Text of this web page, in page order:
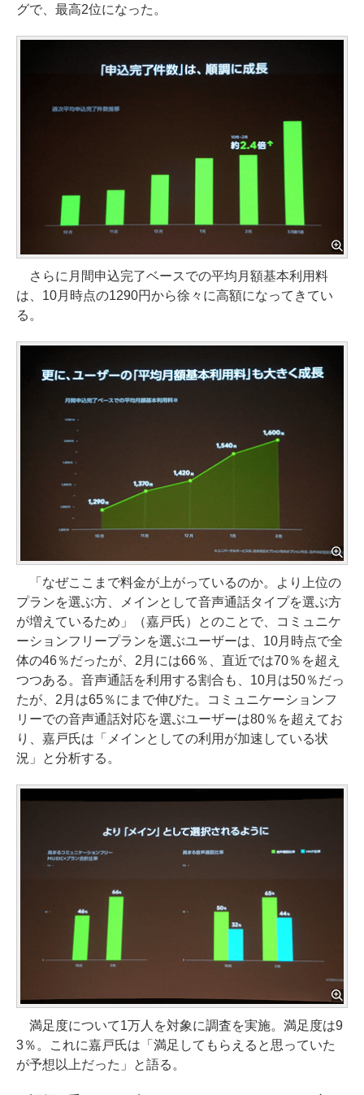
グで、最高2位になった。
さらに月間申込完了ベースでの平均月額基本利用料
は、10月時点の1290円から徐々に高額になってきてい
る。
「なぜここまで料金が上がっているのか。より上位の
プランを選ぶ方、メインとして音声通話タイプを選ぶ方
が増えているため」（嘉戸氏）とのことで、コミュニケ
ーションフリープランを選ぶユーザーは、10月時点で全
体の46％だったが、2月には66％、直近では70％を超え
つつある。音声通話を利用する割合も、10月は50％だっ
たが、2月は65％にまで伸びた。コミュニケーションフ
リーでの音声通話対応を選ぶユーザーは80％を超えてお
り、嘉戸氏は「メインとしての利用が加速している状
況」と分析する。
満足度について1万人を対象に調査を実施。満足度は9
3％。これに嘉戸氏は「満足してもらえると思っていた
が予想以上だった」と語る。